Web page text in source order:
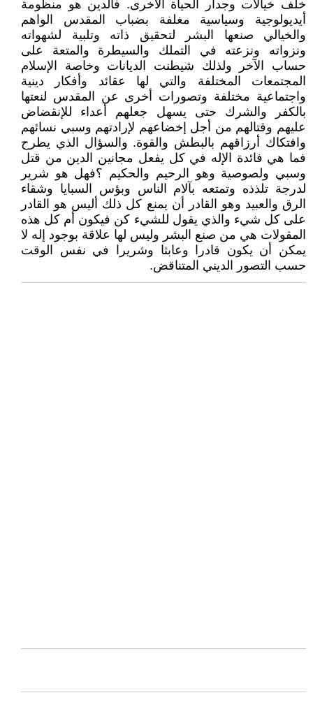
خلف خيالات وجدار الحياة الأخرى. فالدين هو منظومة
أيديولوجية وسياسية مغلفة بضباب المقدس الواهم
والخيالي صنعها البشر لتحقيق ذاته وتلبية لشهواته
ونزواته ونزعته في التملك والسيطرة والمتعة على
حساب الآخر ولذلك شيطنت الديانات وخاصة الإسلام
المجتمعات المختلفة والتي لها عقائد وأفكار دينية
واجتماعية مختلفة وتصورات أخرى عن المقدس لنعتها
بالكفر والشرك حتى يسهل جعلهم أعداء للإنقضاض
عليهم وقتالهم من أجل إخضاعهم لإرادتهم وسبي نسائهم
وافتكاك أرزاقهم بالبطش والقوة. والسؤال الذي يطرح
فما هي فائدة الإله في كل يفعل مجانين الدين من قتل
وسبي ولصوصية وهو الرحيم والحكيم ؟فهل هو شرير
لدرجة تلذذه وتمتعه بآلام الناس وبؤس السبايا وشقاء
الرق والعبيد وهو القادر أن يمنع كل ذلك أليس هو القادر
على كل شيء والذي يقول للشيء كن فيكون أم كل هذه
المقولات هي من صنع البشر وليس لها علاقة بوجود إله لا
يمكن أن يكون قادرا وعابثا وشريرا في نفس الوقت
حسب التصور الديني المتناقض.